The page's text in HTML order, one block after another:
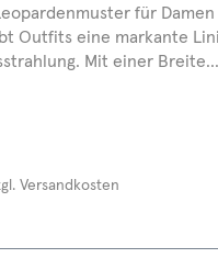
für Damen
Outfits eine markante
Mit einer Breite...
Versandkosten